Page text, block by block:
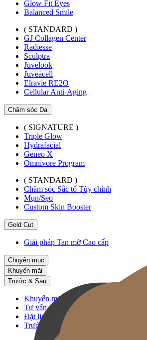
Glow Fit Eyes
Balanced Smile
( STANDARD )
GJ Collagen Center
Radiesse
Sculptra
Juvelook
Juveàcell
Elravie RE2O
Cellular Anti-Aging
Chăm sóc Da
( SIGNATURE )
Triple Glow
Hydrafacial
Geneo X
Omnivore Program
( STANDARD )
Chăm sóc Sắc tố Tùy chỉnh
Mụn/Sẹo
Custom Skin Booster
Gold Cut
Giải pháp Tan mỡ Cao cấp
Chuyên mục
Khuyến mãi
Trước & Sau
Khuyến mãi
Tư vấn KakaoTalk
Đặt lịch Thủ thuật
Trước & Sau